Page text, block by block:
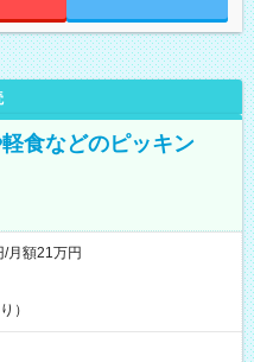
食などのピッキン
額21万円
）